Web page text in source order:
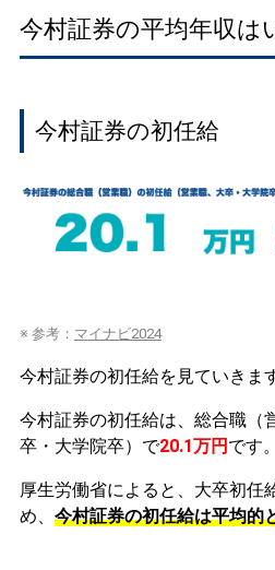
今村証券の平均年収は
今村証券の初任給
※ 参考： マイナビ2024
今村証券の初任給を見ていきま
今村証券の初任給は、総合職（
卒・大学院卒）で20.1万円 です。
厚生労働省によると、大卒初任
め、 今村証券の初任給は平均的